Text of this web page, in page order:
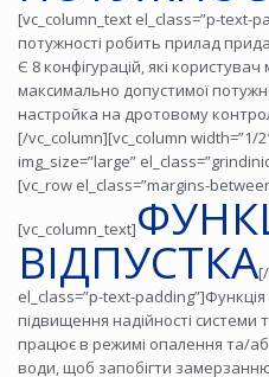
[vc_column_text el_class=”p-text-
потужності робить прилад
Є 8 конфігурацій, які
максимально допустимої
настройка на дротовому
[/vc_column][vc_column width=”1/
img_size=”large”
[vc_row el_class=”margins-
[vc_column_text]
ВІДПУСТКА
el_class=”p-text-
підвищення надійності системи
працює в режимі опалення та/
води, щоб запобігти